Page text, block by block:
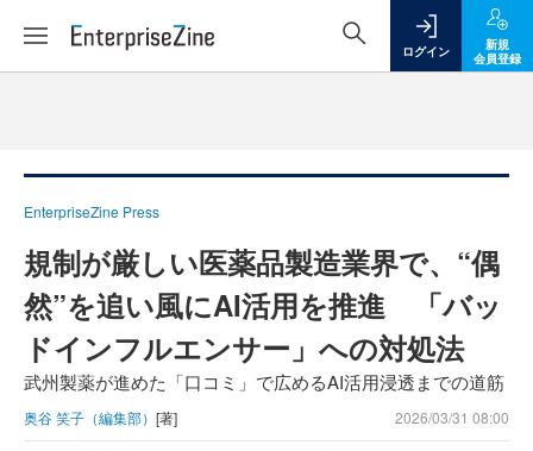
ログイン
新規
会員登録
EnterpriseZine Press
規制が厳しい医薬品製造業界で、“偶
然”を追い風にAI活用を推進 「バッ
ドインフルエンサー」への対処法
武州製薬が進めた「口コミ」で広めるAI活用浸透までの道筋
奥谷 笑子（編集部） [著] 2026/03/31 08:00